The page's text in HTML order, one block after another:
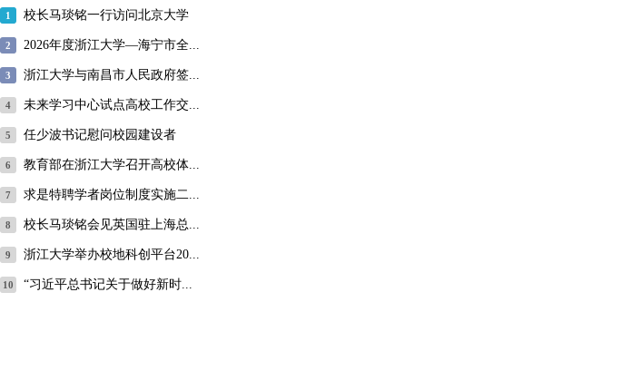
1 校长马琰铭一行访问北京大学
2 2026年度浙江大学—海宁市全...
3 浙江大学与南昌市人民政府签...
4 未来学习中心试点高校工作交...
5 任少波书记慰问校园建设者
6 教育部在浙江大学召开高校体...
7 求是特聘学者岗位制度实施二...
8 校长马琰铭会见英国驻上海总...
9 浙江大学举办校地科创平台20...
10 “习近平总书记关于做好新时...